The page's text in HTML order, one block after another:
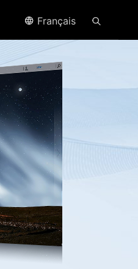
Français